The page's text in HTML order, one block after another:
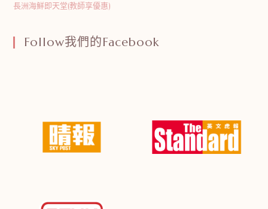
長洲海鮮即天堂(教師享優惠)
Follow我們的Facebook